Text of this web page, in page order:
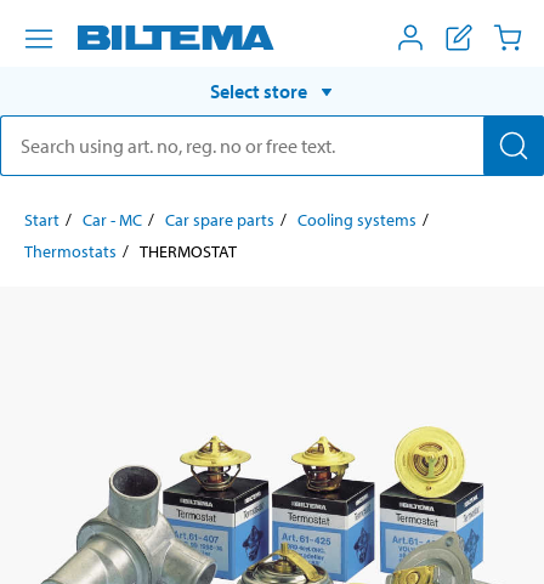
Select store
Start Car - MC Car spare parts
Cooling systems
Thermostats
THERMOSTAT